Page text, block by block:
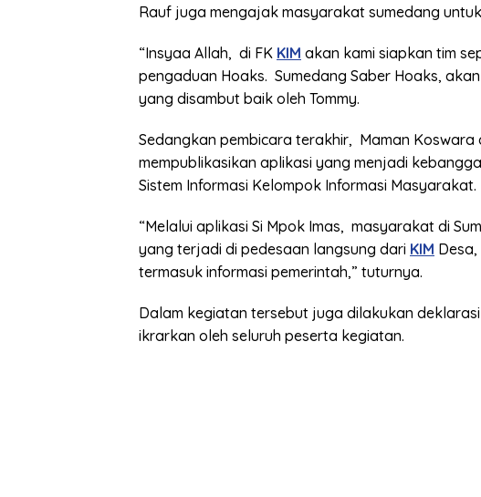
Rauf juga mengajak masyarakat sumedang
“Insyaa Allah, di FK KIM akan kami siapkan tim
pengaduan Hoaks. Sumedang Saber Hoaks,
yang disambut baik oleh Tommy.
Sedangkan pembicara terakhir, Maman
mempublikasikan aplikasi yang menjadi
Sistem Informasi Kelompok Informasi Masyarakat.
“Melalui aplikasi Si Mpok Imas, masyarakat di
yang terjadi di pedesaan langsung dari KIM
termasuk informasi pemerintah,” tuturnya.
Dalam kegiatan tersebut juga dilakukan
ikrarkan oleh seluruh peserta kegiatan.